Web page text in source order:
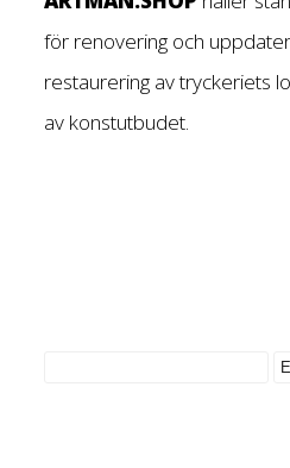
för renovering och
restaurering av tryckeriets
av konstutbudet.